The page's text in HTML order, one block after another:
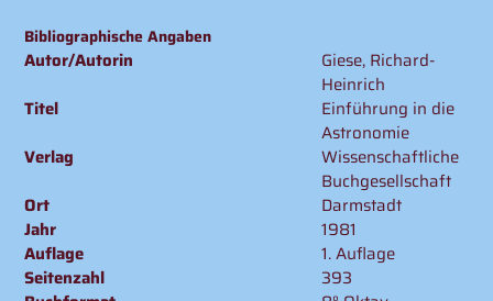
wird
zum
Warenkorb
Bibliographische Angaben
Autor/Autorin
Giese, Richard-
Heinrich
Titel
Einführung in die
Astronomie
Verlag
Wissenschaftliche
Buchgesellschaft
Ort
Darmstadt
Jahr
1981
Auflage
1. Auflage
Seitenzahl
393